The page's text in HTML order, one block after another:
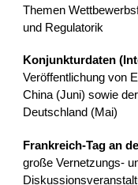
Themen
und Regulatorik
Konjunkturdaten
Veröffentlichung von
China (Juni) sowie
Deutschland (Mai)
Frankreich-Tag an
große Vernetzungs-